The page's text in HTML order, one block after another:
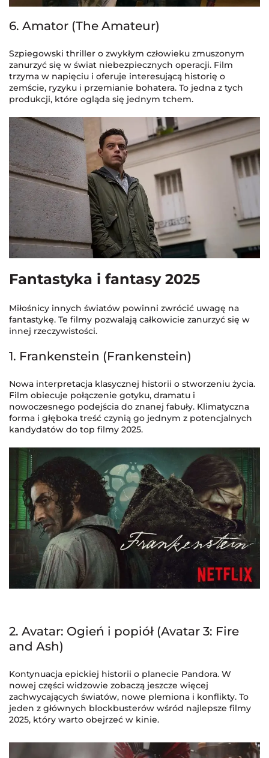
6. Amator (The Amateur)
Szpiegowski thriller o zwykłym człowieku zmuszonym
zanurzyć się w świat niebezpiecznych operacji. Film
trzyma w napięciu i oferuje interesującą historię o
zemście, ryzyku i przemianie bohatera. To jedna z tych
produkcji, które ogląda się jednym tchem.
Fantastyka i fantasy 2025
Miłośnicy innych światów powinni zwrócić uwagę na
fantastykę. Te filmy pozwalają całkowicie zanurzyć się w
innej rzeczywistości.
1. Frankenstein (Frankenstein)
Nowa interpretacja klasycznej historii o stworzeniu życia.
Film obiecuje połączenie gotyku, dramatu i
nowoczesnego podejścia do znanej fabuły. Klimatyczna
forma i głęboka treść czynią go jednym z potencjalnych
kandydatów do top filmy 2025.
2. Avatar: Ogień i popiół (Avatar 3: Fire
and Ash)
Kontynuacja epickiej historii o planecie Pandora. W
nowej części widzowie zobaczą jeszcze więcej
zachwycających światów, nowe plemiona i konflikty. To
jeden z głównych blockbusterów wśród najlepsze filmy
2025, który warto obejrzeć w kinie.